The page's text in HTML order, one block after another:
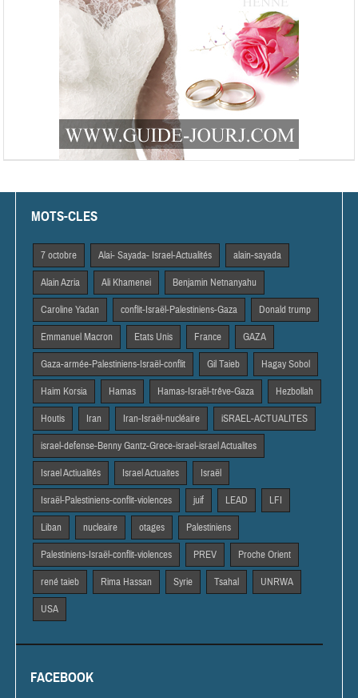
MOTS-CLES
7 octobre Alai- Sayada- Israel-Actualités alain-sayada
Alain Azria Ali Khamenei Benjamin Netnanyahu
Caroline Yadan conflit-Israël-Palestiniens-Gaza Donald trump
Emmanuel Macron Etats Unis France GAZA
Gaza-armée-Palestiniens-Israël-conflit Gil Taieb Hagay Sobol
Haim Korsia Hamas Hamas-Israël-trêve-Gaza Hezbollah
Houtis Iran Iran-Israël-nucléaire iSRAEL-ACTUALITES
israel-defense-Benny Gantz-Grece-israel-israel Actualites
Israel Actiualités Israel Actuaites Israël
Israël-Palestiniens-conflit-violences juif LEAD LFI
Liban nucleaire otages Palestiniens
Palestiniens-Israël-conflit-violences PREV Proche Orient
rené taieb Rima Hassan Syrie Tsahal UNRWA
USA
FACEBOOK